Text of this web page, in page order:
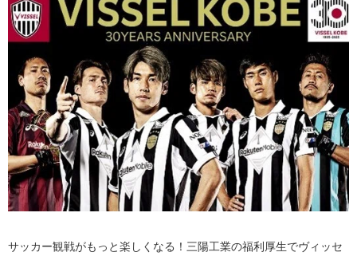
サッカー観戦がもっと楽しくなる！三陽工業の福利厚生でヴィッセ